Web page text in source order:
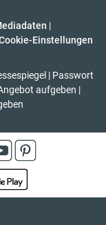
|
Einstellungen
| Passwort
aufgeben |